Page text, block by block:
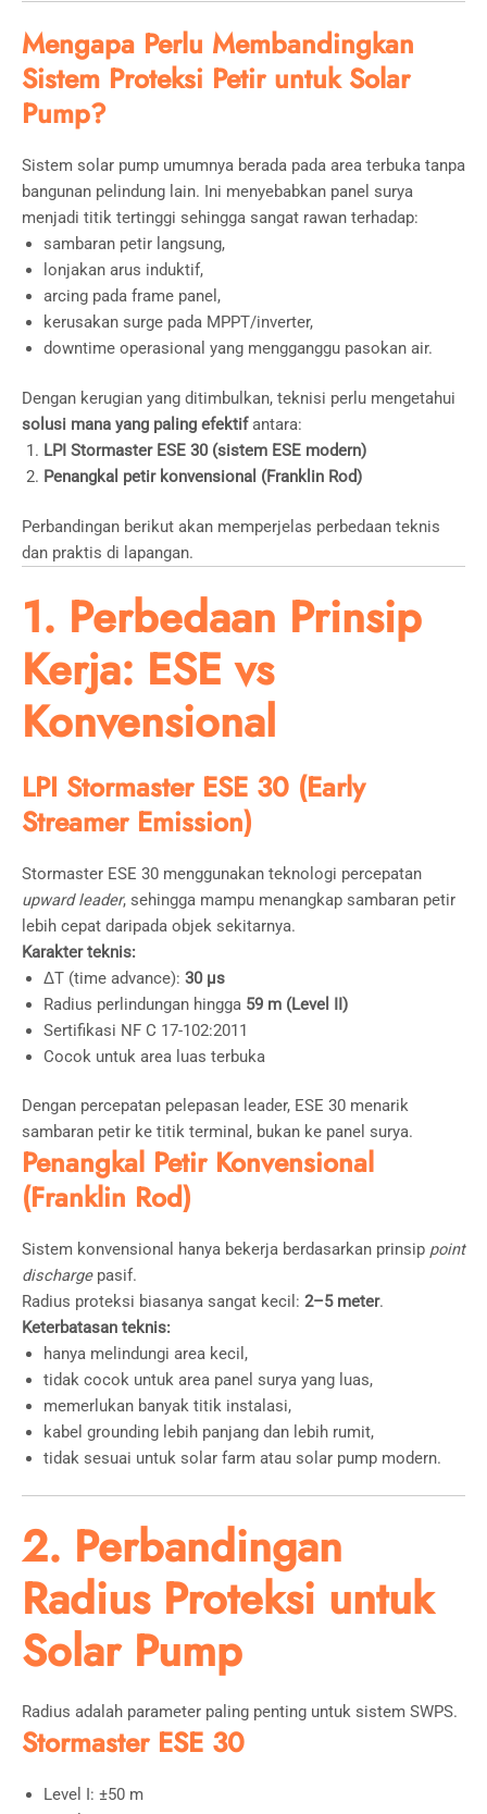
Mengapa Perlu Membandingkan
Sistem Proteksi Petir untuk Solar
Pump?
Sistem solar pump umumnya berada pada area terbuka tanpa
bangunan pelindung lain. Ini menyebabkan panel surya
menjadi titik tertinggi sehingga sangat rawan terhadap:
sambaran petir langsung,
lonjakan arus induktif,
arcing pada frame panel,
kerusakan surge pada MPPT/inverter,
downtime operasional yang mengganggu pasokan air.
Dengan kerugian yang ditimbulkan, teknisi perlu mengetahui
solusi mana yang paling efektifantara:
LPI Stormaster ESE 30 (sistem ESE modern)
Penangkal petir konvensional (Franklin Rod)
Perbandingan berikut akan memperjelas perbedaan teknis
dan praktis di lapangan.
1. Perbedaan Prinsip
Kerja: ESE vs
Konvensional
LPI Stormaster ESE 30 (Early
Streamer Emission)
Stormaster ESE 30 menggunakan teknologi percepatan
upward leader, sehingga mampu menangkap sambaran petir
lebih cepat daripada objek sekitarnya.
Karakter teknis:
ΔT (time advance): 30 µs
Radius perlindungan hingga 59 m (Level II)
Sertifikasi NF C 17-102:2011
Cocok untuk area luas terbuka
Dengan percepatan pelepasan leader, ESE 30 menarik
sambaran petir ke titik terminal, bukan ke panel surya.
Penangkal Petir Konvensional
(Franklin Rod)
Sistem konvensional hanya bekerja berdasarkan prinsip point
dischargepasif.
Radius proteksi biasanya sangat kecil: 2–5 meter.
Keterbatasan teknis:
hanya melindungi area kecil,
tidak cocok untuk area panel surya yang luas,
memerlukan banyak titik instalasi,
kabel grounding lebih panjang dan lebih rumit,
tidak sesuai untuk solar farm atau solar pump modern.
2. Perbandingan
Radius Proteksi untuk
Solar Pump
Radius adalah parameter paling penting untuk sistem SWPS.
Stormaster ESE 30
Level I: ±50 m